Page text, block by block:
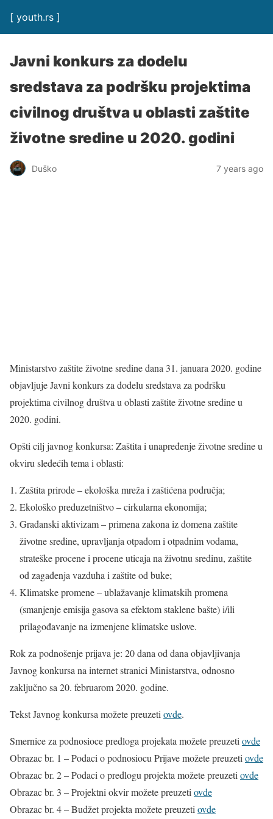
[ youth.rs ]
Javni konkurs za dodelu
sredstava za podršku projektima
civilnog društva u oblasti zaštite
životne sredine u 2020. godini
Duško 7 years ago
Ministarstvo zaštite životne sredine dana 31. januara 2020. godine
objavljuje Javni konkurs za dodelu sredstava za podršku
projektima civilnog društva u oblasti zaštite životne sredine u
2020. godini.
Opšti cilj javnog konkursa: Zaštita i unapređenje životne sredine u
okviru sledećih tema i oblasti:
Zaštita prirode – ekološka mreža i zaštićena područja;
Ekološko preduzetništvo – cirkularna ekonomija;
Građanski aktivizam – primena zakona iz domena zaštite
životne sredine, upravljanja otpadom i otpadnim vodama,
strateške procene i procene uticaja na životnu sredinu, zaštite
od zagađenja vazduha i zaštite od buke;
Klimatske promene – ublažavanje klimatskih promena
(smanjenje emisija gasova sa efektom staklene bašte) i/ili
prilagođavanje na izmenjene klimatske uslove.
Rok za podnošenje prijava je: 20 dana od dana objavljivanja
Javnog konkursa na internet stranici Ministarstva, odnosno
zaključno sa 20. februarom 2020. godine.
Tekst Javnog konkursa možete preuzeti ovde.
Smernice za podnosioce predloga projekata možete preuzeti ovde
Obrazac br. 1 – Podaci o podnosiocu Prijave možete preuzeti ovde
Obrazac br. 2 – Podaci o predlogu projekta možete preuzeti ovde
Obrazac br. 3 – Projektni okvir možete preuzeti ovde
Obrazac br. 4 – Budžet projekta možete preuzeti ovde